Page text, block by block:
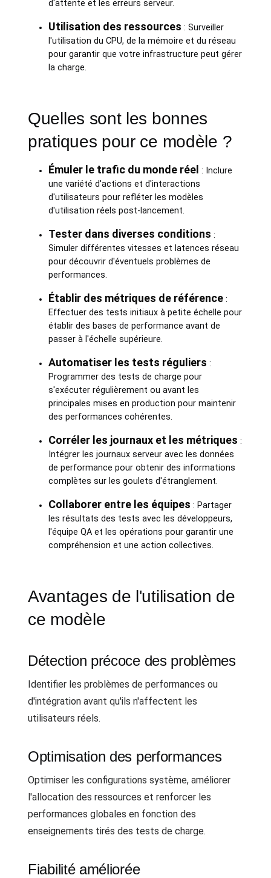
d'attente et les erreurs serveur.
Utilisation des ressources : Surveiller
l'utilisation du CPU, de la mémoire et du réseau
pour garantir que votre infrastructure peut gérer
la charge.
Quelles sont les bonnes
pratiques pour ce modèle ?
Émuler le trafic du monde réel : Inclure
une variété d'actions et d'interactions
d'utilisateurs pour refléter les modèles
d'utilisation réels post-lancement.
Tester dans diverses conditions :
Simuler différentes vitesses et latences réseau
pour découvrir d'éventuels problèmes de
performances.
Établir des métriques de référence:
Effectuer des tests initiaux à petite échelle pour
établir des bases de performance avant de
passer à l'échelle supérieure.
Automatiser les tests réguliers :
Programmer des tests de charge pour
s'exécuter régulièrement ou avant les
principales mises en production pour maintenir
des performances cohérentes.
Corréler les journaux et les métriques :
Intégrer les journaux serveur avec les données
de performance pour obtenir des informations
complètes sur les goulets d'étranglement.
Collaborer entre les équipes : Partager
les résultats des tests avec les développeurs,
l'équipe QA et les opérations pour garantir une
compréhension et une action collectives.
Avantages de l'utilisation de
ce modèle
Détection précoce des problèmes
Identifier les problèmes de performances ou
d'intégration avant qu'ils n'affectent les
utilisateurs réels.
Optimisation des performances
Optimiser les configurations système, améliorer
l'allocation des ressources et renforcer les
performances globales en fonction des
enseignements tirés des tests de charge.
Fiabilité améliorée